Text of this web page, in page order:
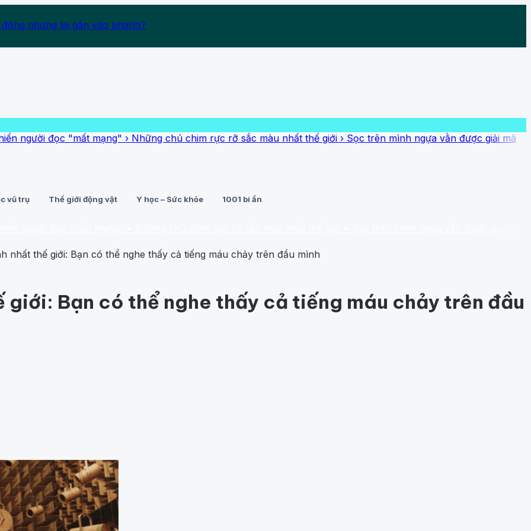
nhưng lại gắn vào phanh?
"mất mạng"›Những chú chim rực rỡ sắc màu nhất thế giới›Sọc trên mình ngựa vằn được giải mã
vũ trụ Thế giới động vật Y học – Sức khỏe 1001 bí ẩn
nhất thế giới: Bạn có thể nghe thấy cả tiếng máu chảy trên đầu mình
giới: Bạn có thể nghe thấy cả tiếng máu chảy trên đầu